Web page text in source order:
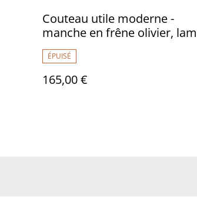
Couteau utile moderne -
manche en frêne olivier,
carbone
ÉPUISÉ
165,00 €